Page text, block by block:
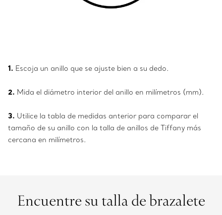
1. Escoja un anillo que se ajuste bien a su dedo.
2. Mida el diámetro interior del anillo en milímetros (mm).
3. Utilice la tabla de medidas anterior para comparar el
tamaño de su anillo con la talla de anillos de Tiffany más
cercana en milímetros.
Encuentre su talla de brazalete